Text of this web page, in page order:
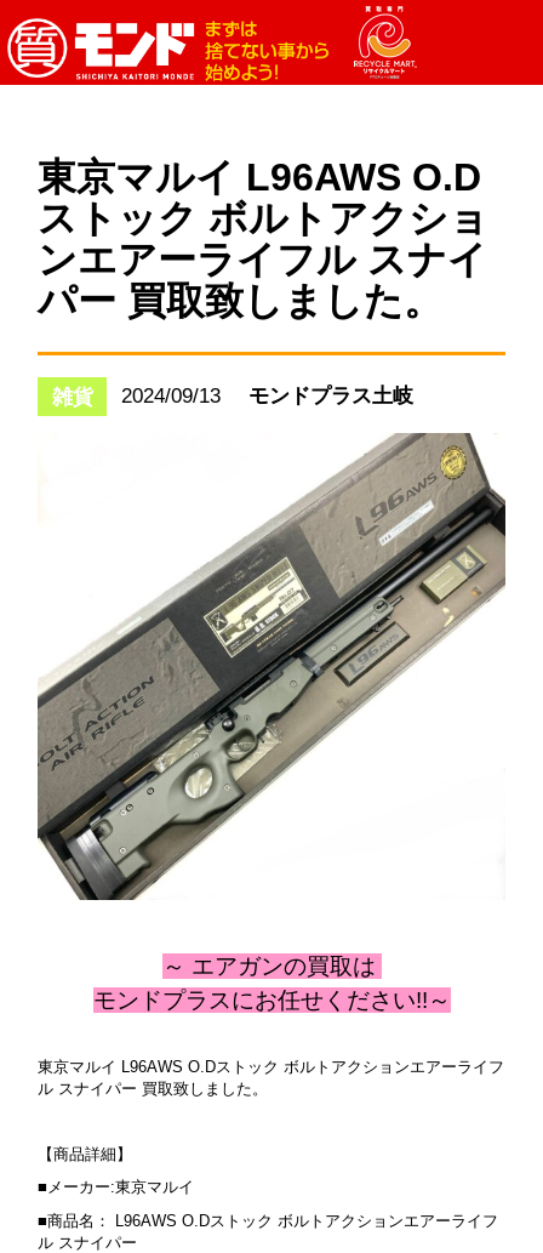
東京マルイ L96AWS O.D
ストック ボルトアクショ
ンエアーライフル スナイ
パー 買取致しました。
雑貨 2024/09/13 モンドプラス土岐
～ エアガンの買取は
モンドプラスにお任せください!!～
東京マルイ L96AWS O.Dストック ボルトアクションエアーライフ
ル スナイパー 買取致しました。
【商品詳細】
■メーカー:東京マルイ
■商品名： L96AWS O.Dストック ボルトアクションエアーライフ
ル スナイパー